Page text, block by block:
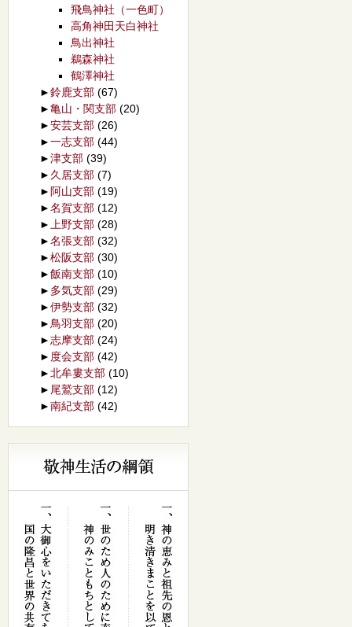
飛鳥神社（一色町）
高角神田天白神社
鳥出神社
鵜森神社
鶴澤神社
►鈴鹿支部 (67)
►亀山・関支部 (20)
►安芸支部 (26)
►一志支部 (44)
►津支部 (39)
► 久居支部 (7)
► 阿山支部 (19)
►名賀支部 (12)
►
上野支部 (28)
►名張支部 (32)
►松阪支部 (30)
►飯南支部 (10)
► 多気支部 (29)
►伊勢支部 (32)
► 鳥羽支部 (20)
►志摩支部 (24)
► 度会支部 (42)
►北牟婁支部 (10)
► 尾鷲支部 (12)
►南紀支部 (42)